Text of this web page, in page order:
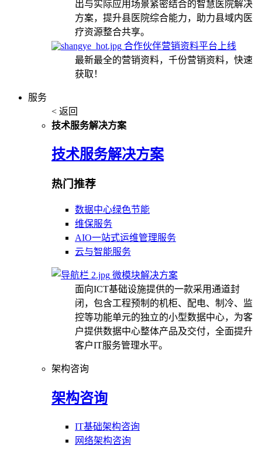
出与实际应用场景紧密结合的智慧医院解决
方案，提升县医院综合能力，助力县域内医
疗资源整合共享。
合作伙伴营销资料平台上线
最新最全的营销资料，千份营销资料，快速
获取！
服务
< 返回
技术服务解决方案
技术服务解决方案
热门推荐
数据中心绿色节能
维保服务
AIO一站式运维管理服务
云与智能服务
微模块解决方案
面向ICT基础设施提供的一款采用通道封
闭，包含工程预制的机柜、配电、制冷、监
控等功能单元的独立的小型数据中心，为客
户提供数据中心整体产品及交付，全面提升
客户IT服务管理水平。
架构咨询
架构咨询
IT基础架构咨询
网络架构咨询